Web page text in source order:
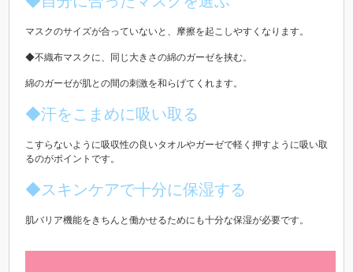
マスクのサイズが合っていないと、摩擦を起こしやすくなります。
◆不織布マスクに、同じ大きさの綿のガーゼを挟む。
綿のガーゼが肌との間の刺激を和らげてくれます。
◆汗をこまめに吸い取る
こすらないように吸収性の良いタオルやガーゼで軽く押すように吸い取
るのがポイントです。
◆スキンケアで十分に保湿する
肌バリア機能をきちんと働かせるためにも十分な保湿が必要です。